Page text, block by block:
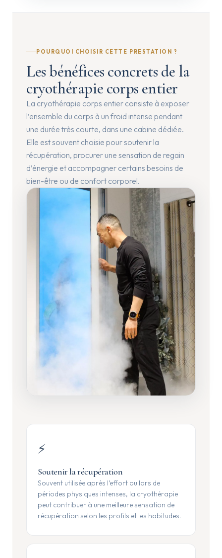
POURQUOI CHOISIR CETTE PRESTATION ?
Les bénéfices concrets de la
cryothérapie corps entier
La cryothérapie corps entier consiste à exposer
l’ensemble du corps à un froid intense pendant
une durée très courte, dans une cabine dédiée.
Elle est souvent choisie pour soutenir la
récupération, procurer une sensation de regain
d’énergie et accompagner certains besoins de
bien-être ou de confort corporel.
⚡
Soutenir la récupération
Souvent utilisée après l’effort ou lors de
périodes physiques intenses, la cryothérapie
peut contribuer à une meilleure sensation de
récupération selon les profils et les habitudes.